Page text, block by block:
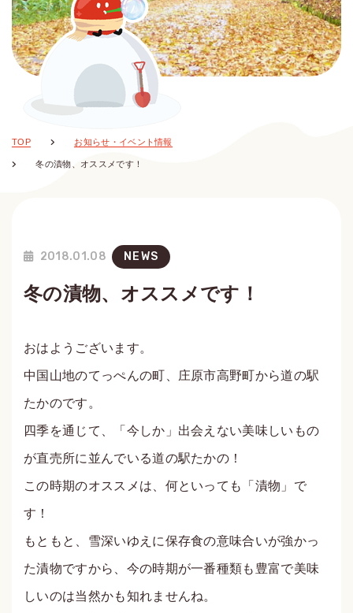
TOP お知らせ・イベント情報
冬の漬物、オススメです！
2018.01.08 NEWS
冬の漬物、オススメです！
おはようございます。
中国山地のてっぺんの町、庄原市高野町から道の駅
たかのです。
四季を通じて、「今しか」出会えない美味しいもの
が直売所に並んでいる道の駅たかの！
この時期のオススメは、何といっても「漬物」で
す！
もともと、雪深いゆえに保存食の意味合いが強かっ
た漬物ですから、今の時期が一番種類も豊富で美味
しいのは当然かも知れませんね。